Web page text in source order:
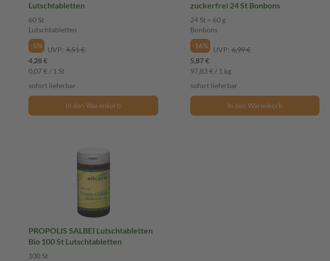
Lutschtabletten
60 St
Lutschtabletten
-5%
UVP: 4,51 €
4,28 €
0,07 € / 1 St
sofort lieferbar
In den Warenkorb
zuckerfrei 24 St Bonbons
24 St = 60 g
Bonbons
-16%
UVP: 6,99 €
5,87 €
97,83 € / 1 kg
sofort lieferbar
In den Warenkorb
PROPOLIS SALBEI Lutschtabletten
Bio 100 St Lutschtabletten
100 St